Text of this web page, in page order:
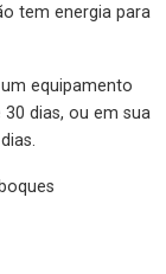
tem energia para
equipamento
dias, ou em sua